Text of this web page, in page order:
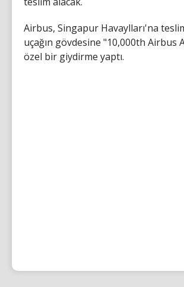
Airbus, Singapur Havaylları'na
uçağın gövdesine "10,000th Airbus
özel bir giydirme yaptı.